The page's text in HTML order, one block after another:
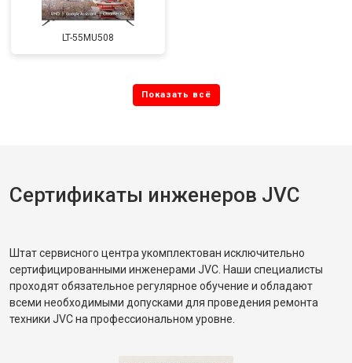
LT-55MU508
Сертификаты инженеров JVC
Штат сервисного центра укомплектован исключительно
сертифицированными инженерами JVC. Наши специалисты
проходят обязательное регулярное обучение и обладают
всеми необходимыми допусками для проведения ремонта
техники JVC на профессиональном уровне.